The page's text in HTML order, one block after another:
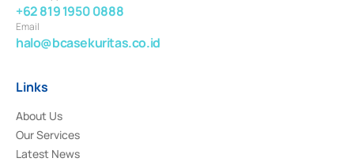
+62 819 1950 0888
Email
halo@bcasekuritas.co.id
Links
About Us
Our Services
Latest News